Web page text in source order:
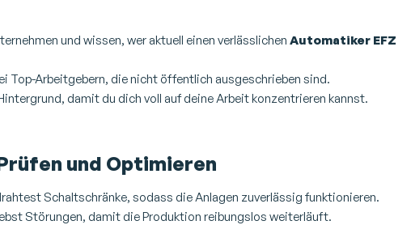
und wissen, wer aktuell einen verlässlichen Automatiker EFZ
Top-Arbeitgebern, die nicht öffentlich ausgeschrieben sind.
damit du dich voll auf deine Arbeit konzentrieren kannst.
und Optimieren
Schaltschränke, sodass die Anlagen zuverlässig funktionieren.
Störungen, damit die Produktion reibungslos weiterläuft.